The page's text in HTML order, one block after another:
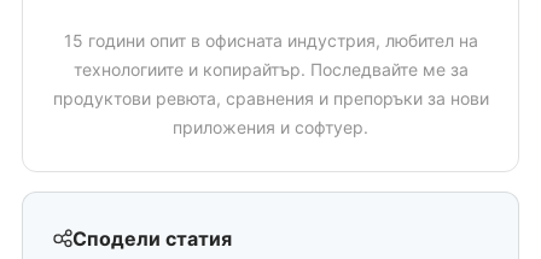
Сподели статия
15 години опит в офисната индустрия, любител на
технологиите и копирайтър. Последвайте ме за
продуктови ревюта, сравнения и препоръки за нови
приложения и софтуер.